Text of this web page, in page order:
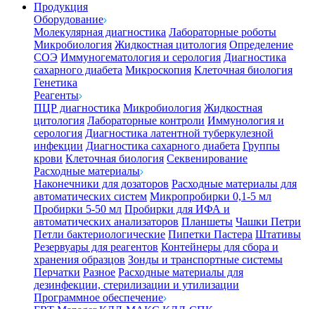
Продукция
Оборудование
Молекулярная диагностика Лабораторные роботы
Микробиология Жидкостная цитология Определение
СОЭ Иммуногематология и серология Диагностика
сахарного диабета Микроскопия Клеточная биология
Генетика
Реагенты
ПЦР диагностика Микробиология Жидкостная
цитология Лабораторные контроли Иммунология и
серология Диагностика латентной туберкулезной
инфекции Диагностика сахарного диабета Группы
крови Клеточная биология Секвенирование
Расходные материалы
Наконечники для дозаторов Расходные материалы для
автоматических систем Микропробирки 0,1-5 мл
Пробирки 5-50 мл Пробирки для ИФА и
автоматических анализаторов Планшеты Чашки Петри
Петли бактериологические Пипетки Пастера Штативы
Резервуары для реагентов Контейнеры для сбора и
хранения образцов Зонды и транспортные системы
Перчатки Разное Расходные материалы для
дезинфекции, стерилизации и утилизации
Программное обеспечение